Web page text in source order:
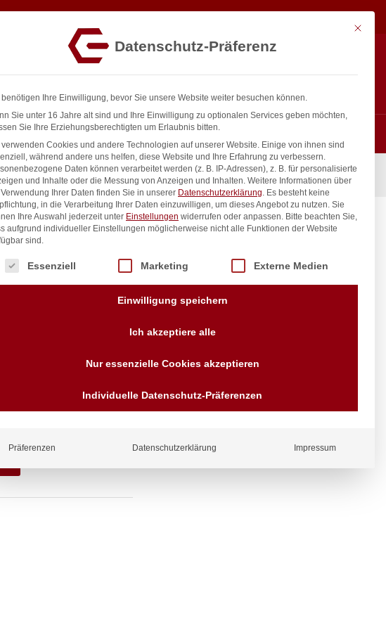
Ø 27mm 3/4″ ÜM
4″ Ø 27mm 3/4″
mit Wandhalter
inkl. / exkl. MwSt.
Anfragen
Wir sind seit über 40 Jahren
für Sie da
Vorrauskasse Paypal,
Kreditkarte, Direkt
188,08€ exkl. MwSt. In den Warenkorb
Mit
Datenschutz-Präferenz
benötigen Ihre Einwilligung, bevor Sie unsere Website weiter besuchen können.
Sie unter 16 Jahre alt sind und Ihre Einwilligung zu optionalen Services geben möchten,
Sie Ihre Erziehungsberechtigten um Erlaubnis bitten.
verwenden Cookies und andere Technologien auf unserer Website. Einige von ihnen sind
während andere uns helfen, diese Website und Ihre Erfahrung zu verbessern.
Daten können verarbeitet werden (z. B. IP-Adressen), z. B. für personalisierte
und Inhalte oder die Messung von Anzeigen und Inhalten. Weitere Informationen über
Ihrer Daten finden Sie in unserer Datenschutzerklärung. Es besteht keine
in die Verarbeitung Ihrer Daten einzuwilligen, um dieses Angebot zu nutzen. Sie
Ihre Auswahl jederzeit unter Einstellungen widerrufen oder anpassen. Bitte beachten Sie,
aufgrund individueller Einstellungen möglicherweise nicht alle Funktionen der Website
sind.
folgt eine Liste der Service-Gruppen, für die eine Einwilligung erteilt werden kann.
Essenziell Marketing Externe Medien
Einwilligung speichern
Ich akzeptiere alle
Nur essenzielle Cookies akzeptieren
Individuelle Datenschutz-Präferenzen
Präferenzen Datenschutzerklärung Impressum